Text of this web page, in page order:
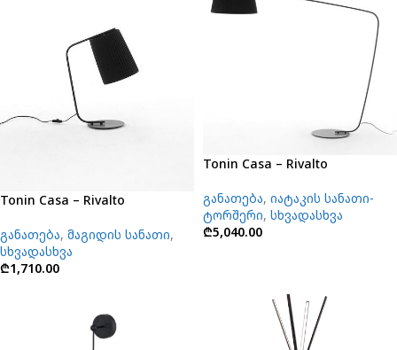
Tonin Casa – Rivalto
განათება, მაგიდის სანათი,
სხვადასხვა
₾1,710.00
Tonin Casa – Rivalto
განათება, იატაკის სანათი-
ტორშერი, სხვადასხვა
₾5,040.00